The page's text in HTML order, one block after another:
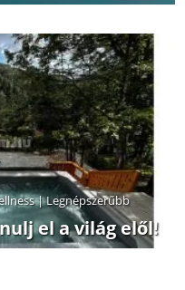
|Legnépszerűbb
el a világ elől!